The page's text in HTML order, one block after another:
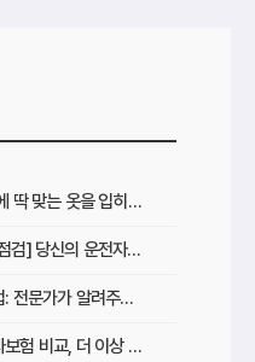
운전자보험비교사이트 - 내 차에 딱 맞는 옷을 입히듯" 운전자보험 비교 설계 가이드
운전자보험비교사이트 - [긴급점검] 당신의 운전자보험, 지금 제대로 보장받고 있나요
운전자보험비교사이트 - 활용법: 전문가가 알려주는 꿀팁 대방출
운전자보험비교사이트 - 운전자보험 비교, 더 이상 고민은 NO! 후회 없는 선택을 위한 완벽 가이드